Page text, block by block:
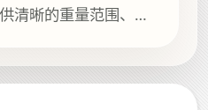
清晰的重量范围、简
续浏览。